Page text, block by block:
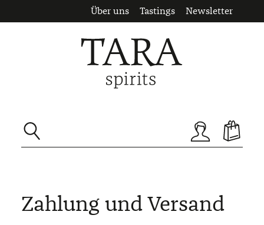
Zum Hauptinhalt springen
Über uns Tastings Newsletter
Zahlung und Versand